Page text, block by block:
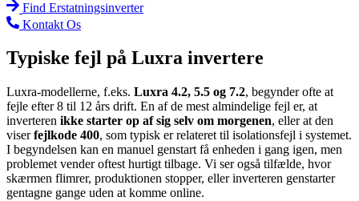
Find Erstatningsinverter
Kontakt Os
Typiske fejl på Luxra invertere
Luxra-modellerne, f.eks. Luxra 4.2, 5.5 og 7.2, begynder ofte at
fejle efter 8 til 12 års drift. En af de mest almindelige fejl er, at
inverteren ikke starter op af sig selv om morgenen, eller at den
viserfejlkode 400, som typisk er relateret til isolationsfejl i systemet.
I begyndelsen kan en manuel genstart få enheden i gang igen, men
problemet vender oftest hurtigt tilbage. Vi ser også tilfælde, hvor
skærmen flimrer, produktionen stopper, eller inverteren genstarter
gentagne gange uden at komme online.